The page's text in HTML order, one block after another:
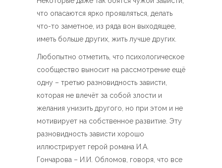
что опасаются ярко проявляться, делать
что-то заметное, из ряда вон выходящее,
иметь больше других, жить лучше других.
Любопытно отметить, что психологическое
сообщество выносит на рассмотрение ещё
одну – третью разновидность зависти,
которая не влечёт за собой злости и
желания унизить другого, но при этом и не
мотивирует на собственное развитие. Эту
разновидность зависти хорошо
иллюстрирует герой романа И.А.
Гончарова – И.И. Обломов, говоря, что все